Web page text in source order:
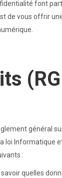
font
de vous offrir
général
loi Informatique
:
savoir quelles